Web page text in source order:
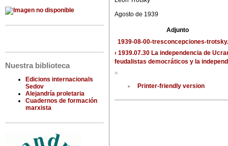
Nuestra biblioteca
Edicions internacionals
Sedov
Alejandría proletaria
Cuadernos de formación
marxista
Agosto de 1939
Adjunto
1939-08-00-tresconcepciones-
‹ 1939.07.30 La independencia de
feudalistas democráticos y la
»
Printer-friendly version